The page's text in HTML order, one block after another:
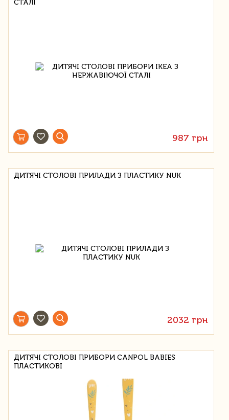
СТАЛІ
987 грн
ДИТЯЧІ СТОЛОВІ ПРИЛАДИ З ПЛАСТИКУ NUK
2032 грн
ДИТЯЧІ СТОЛОВІ ПРИБОРИ CANPOL BABIES
ПЛАСТИКОВІ